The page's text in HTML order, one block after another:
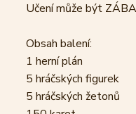
Učení může být
Obsah balení:
1 herní plán
5 hráčských figurek
5 hráčských žetonů